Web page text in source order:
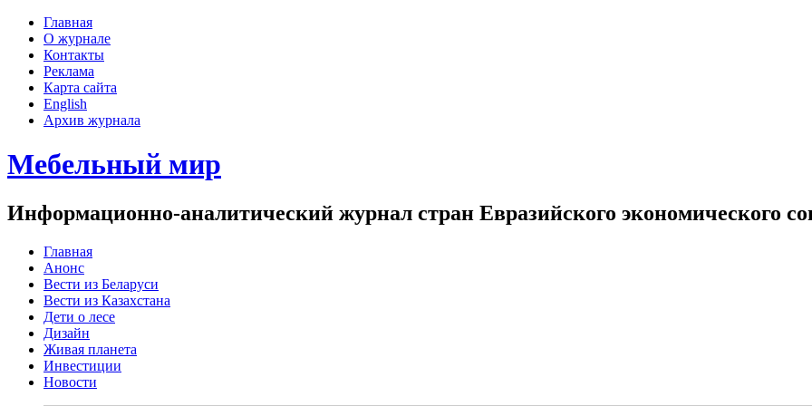
Главная
О журнале
Контакты
Реклама
Карта сайта
English
Архив журнала
Мебельный мир
Информационно-аналитический журнал стран Евразийского экономического
Главная
Анонс
Вести из Беларуси
Вести из Казахстана
Дети о лесе
Дизайн
Живая планета
Инвестиции
Новости